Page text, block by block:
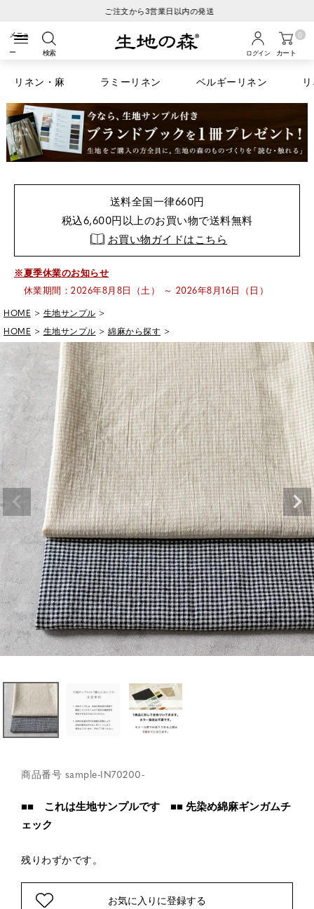
ご注文から3営業日以内の発送
検索 ログイン カート
0
リネン・麻 ラミーリネン ベルギーリネン
送料全国一律660円
税込6,600円以上のお買い物で送料無料
お買い物ガイドはこちら
※夏季休業のお知らせ
休業期間：2026年8月8日（土） ～ 2026年8月16日（日）
HOME
生地サンプル
HOME
生地サンプル 綿麻から探す
商品番号 sample-IN70200-
■■ これは生地サンプルです ■■ 先染め綿麻ギンガムチ
ェック
残りわずかです。
お気に入りに登録する